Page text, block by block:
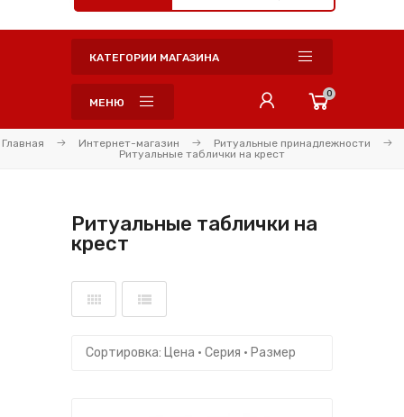
КАТЕГОРИИ МАГАЗИНА
МЕНЮ
0
Главная Интернет-магазин
Ритуальные принадлежности
Ритуальные таблички на крест
Ритуальные таблички на
крест
Сортировка: Цена · Серия · Размер